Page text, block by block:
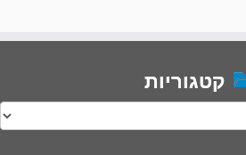
קטגוריות